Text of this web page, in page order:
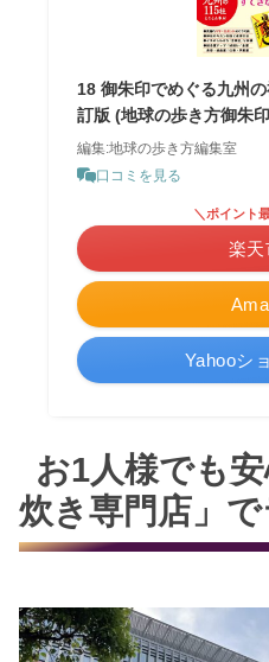
18 御朱印でめぐる九州
訂版 (地球の歩き方御朱
編集:地球の歩き方編集室
口コミを見る
＼ポイント
楽天
Yahooシ
お1人様でも
炊き専門店」